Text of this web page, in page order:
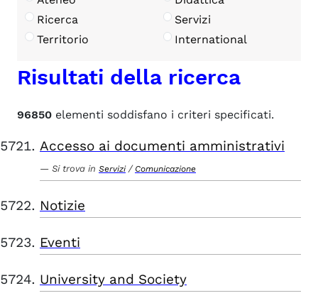
Ricerca
Servizi
Territorio
International
Risultati della ricerca
96850 elementi soddisfano i criteri specificati.
Accesso ai documenti amministrativi
Si trova in Servizi / Comunicazione
Notizie
Eventi
University and Society